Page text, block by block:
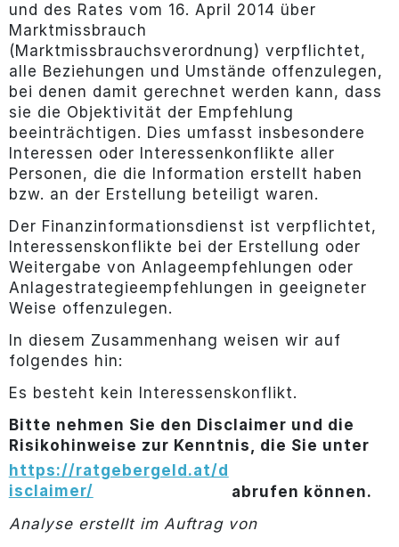
und des Rates vom 16. April 2014 über
Marktmissbrauch
(Marktmissbrauchsverordnung) verpflichtet,
alle Beziehungen und Umstände offenzulegen,
bei denen damit gerechnet werden kann, dass
sie die Objektivität der Empfehlung
beeinträchtigen. Dies umfasst insbesondere
Interessen oder Interessenkonflikte aller
Personen, die die Information erstellt haben
bzw. an der Erstellung beteiligt waren.
Der Finanzinformationsdienst ist verpflichtet,
Interessenskonflikte bei der Erstellung oder
Weitergabe von Anlageempfehlungen oder
Anlagestrategieempfehlungen in geeigneter
Weise offenzulegen.
In diesem Zusammenhang weisen wir auf
folgendes hin:
Es besteht kein Interessenskonflikt.
Bitte nehmen Sie den Disclaimer und die
Risikohinweise zur Kenntnis, die Sie unter
https://ratgebergeld.at/d
isclaimer/
abrufen können.
Analyse erstellt im Auftrag von